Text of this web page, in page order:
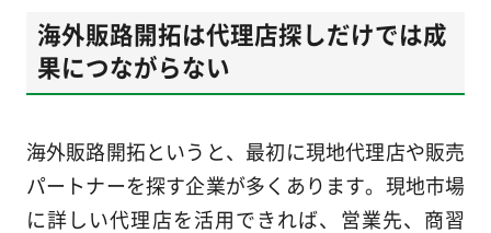
海外販路開拓は代理店探しだけでは成
果につながらない
海外販路開拓というと、最初に現地代理店や販売
パートナーを探す企業が多くあります。現地市場
に詳しい代理店を活用できれば、営業先、商習